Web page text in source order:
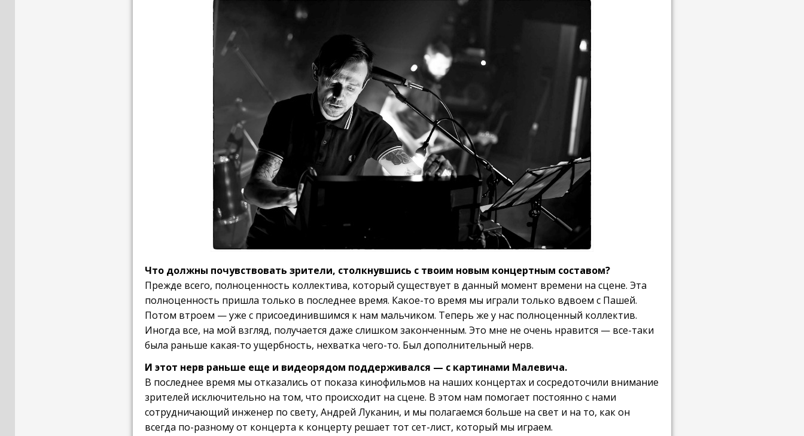
Что должны почувствовать зрители, столкнувшись с твоим новым концертным составом?
Прежде всего, полноценность коллектива, который существует в данный момент времени на сцене. Эта
полноценность пришла только в последнее время. Какое-то время мы играли только вдвоем с Пашей.
Потом втроем — уже с присоединившимся к нам мальчиком. Теперь же у нас полноценный коллектив.
Иногда все, на мой взгляд, получается даже слишком законченным. Это мне не очень нравится — все-таки
была раньше какая-то ущербность, нехватка чего-то. Был дополнительный нерв.
И этот нерв раньше еще и видеорядом поддерживался — с картинами Малевича.
В последнее время мы отказались от показа кинофильмов на наших концертах и сосредоточили внимание
зрителей исключительно на том, что происходит на сцене. В этом нам помогает постоянно с нами
сотрудничающий инженер по свету, Андрей Луканин, и мы полагаемся больше на свет и на то, как он
всегда по-разному от концерта к концерту решает тот сет-лист, который мы играем.